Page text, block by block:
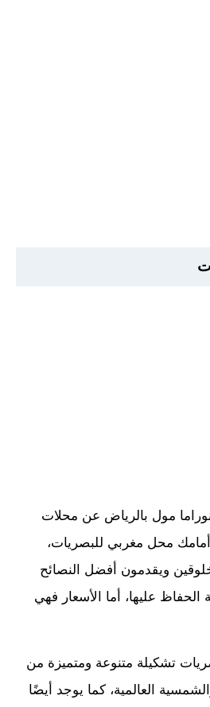
مول بالرياض عن محلات
محل مغربي للبصريات،
ويقدمون أفضل النصائح
الحفاظ عليها، أما الأسعار فهي
تشكيلة متنوعة ومتميزة من
العالمية، كما يوجد أيضًا